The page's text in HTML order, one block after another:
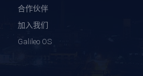
合作伙伴
加入我们
Galileo OS